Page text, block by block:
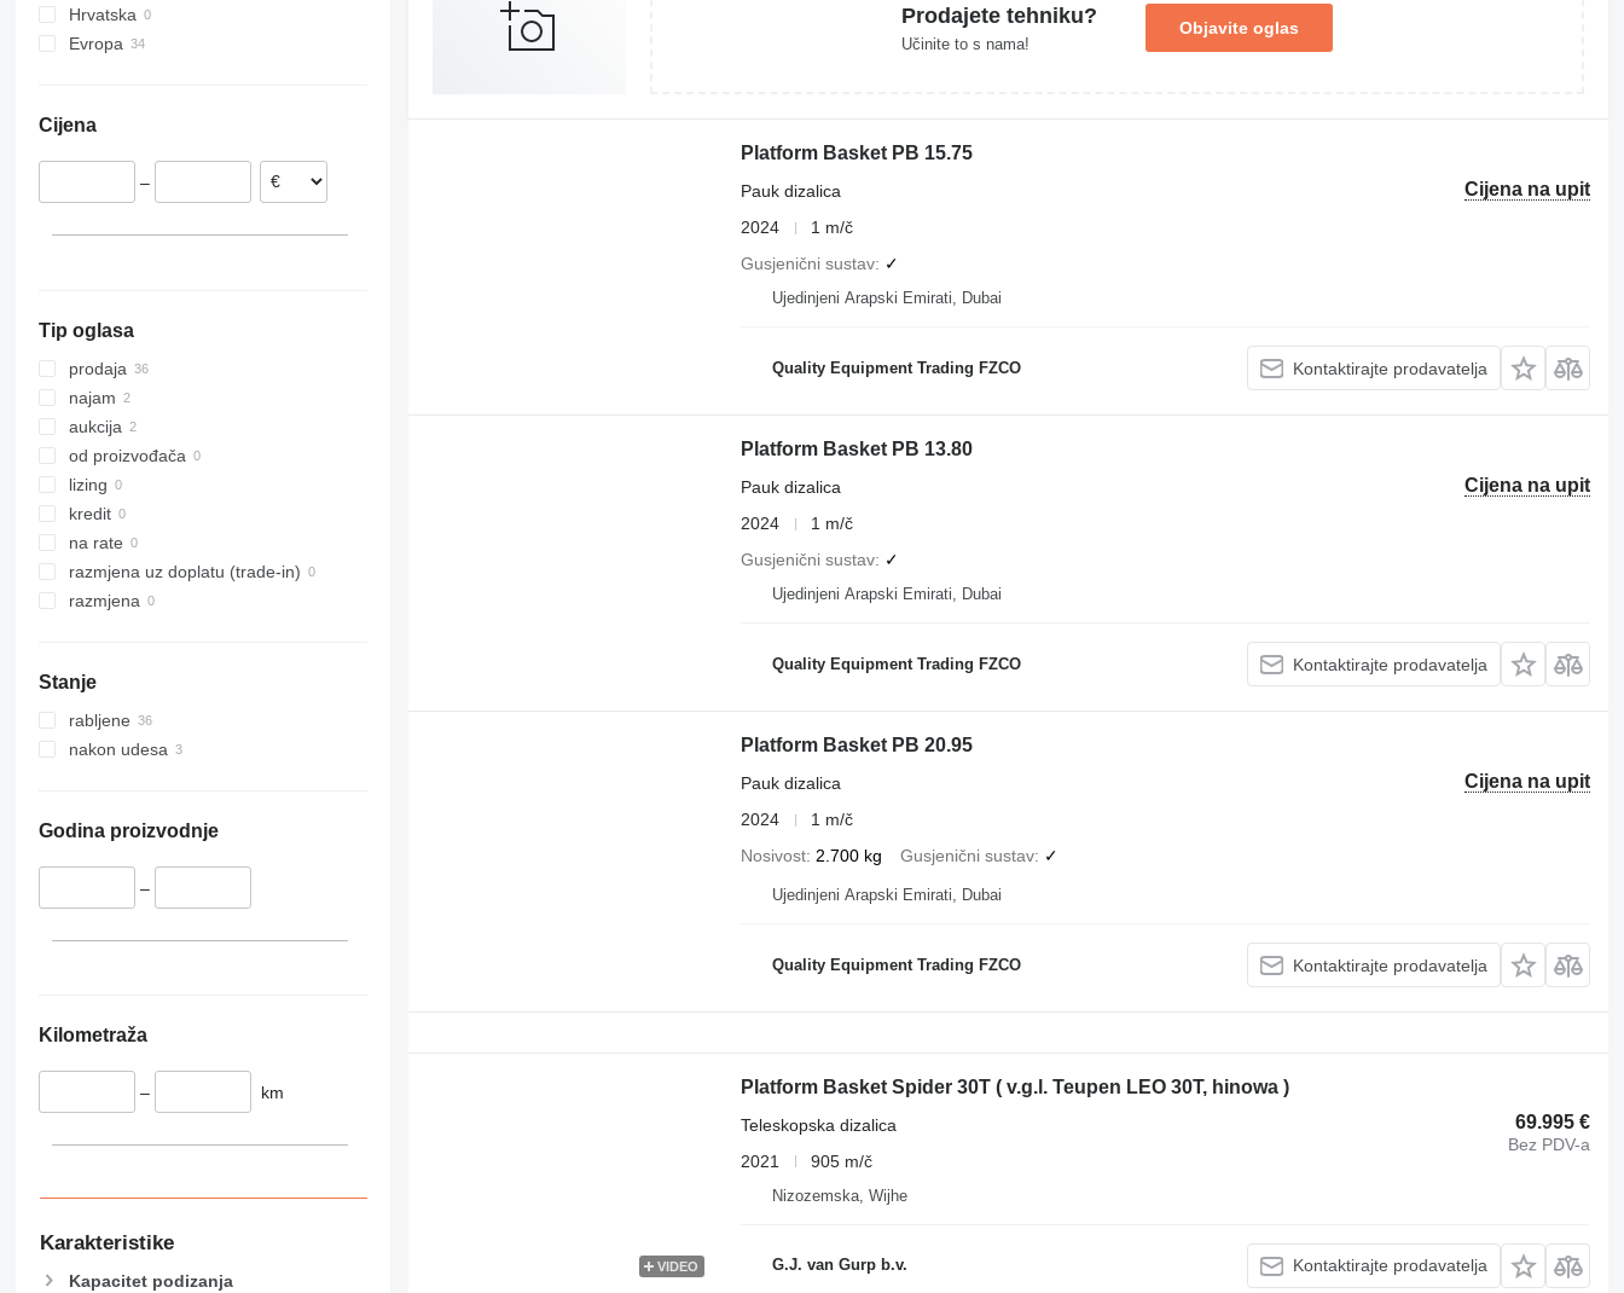
860
1200
1350
1930
2646
3246
3369
3394
4069
4394
DSP
E-series
Liftlux
Pecolift
Hrvatska
Evropa
Danska
Letonija
Cijena
–
Tip oglasa
prodaja
najam
aukcija
od proizvođača
lizing
kredit
na rate
razmjena uz doplatu (trade-in)
razmjena
Stanje
rabljene
nakon udesa
Godina proizvodnje
–
Kilometraža
– km
Karakteristike
Kapacitet podizanja
Prodajete tehniku?
Učinite to s nama!
Objavite oglas
Platform Basket PB 15.75
Cijena na upit
Pauk dizalica
2024
1 m/č
Gusjenični sustav
✓
Ujedinjeni Arapski Emirati, Dubai
Quality Equipment Trading FZCO Kontaktirajte prodavatelja
Platform Basket PB 13.80
Cijena na upit
Pauk dizalica
2024
1 m/č
Gusjenični sustav
✓
Ujedinjeni Arapski Emirati, Dubai
Quality Equipment Trading FZCO Kontaktirajte prodavatelja
Platform Basket PB 20.95
Cijena na upit
Pauk dizalica
2024
1 m/č
Nosivost 2.700 kg Gusjenični sustav ✓
Ujedinjeni Arapski Emirati, Dubai
Quality Equipment Trading FZCO Kontaktirajte prodavatelja
VIDEO
Platform Basket Spider 30T ( v.g.l. Teupen LEO 30T, hinowa )
69.995 €
Bez PDV-a
Teleskopska dizalica
2021
905 m/č
Nizozemska, Wijhe
G.J. van Gurp b.v. Kontaktirajte prodavatelja